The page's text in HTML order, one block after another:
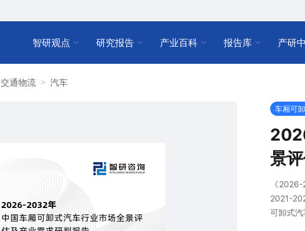
智研观点 研究报告 产业百科 报告库 产研
交通物流 汽车
车厢可
景
《
2021-
可卸式汽